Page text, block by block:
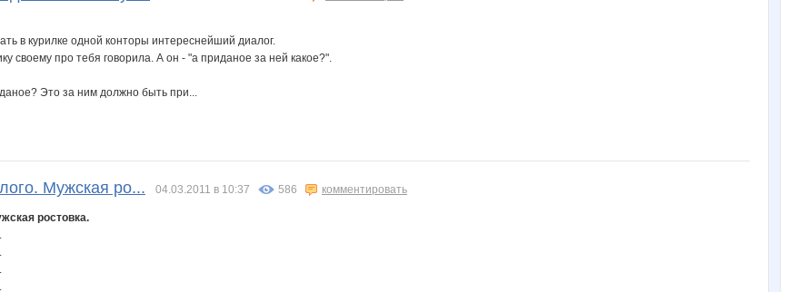
в курилке одной конторы интереснейший диалог.
своему про тебя говорила. А он - "а приданое за ней какое?".
Это за ним должно быть при...
Мужская ро... 04.03.2011 в 10:37 586 комментировать
ростовка.